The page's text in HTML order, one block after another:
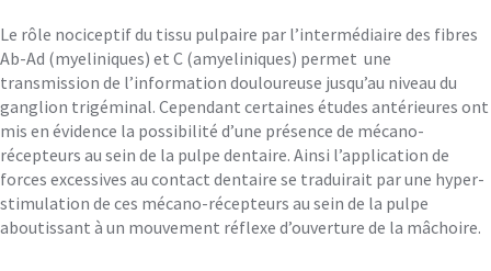
Le rôle nociceptif du tissu pulpaire par l’intermédiaire des fibres
Ab-Ad (myeliniques) et C (amyeliniques) permet une
transmission de l’information douloureuse jusqu’au niveau du
ganglion trigéminal. Cependant certaines études antérieures ont
mis en évidence la possibilité d’une présence de mécano-
récepteurs au sein de la pulpe dentaire. Ainsi l’application de
forces excessives au contact dentaire se traduirait par une hyper-
stimulation de ces mécano-récepteurs au sein de la pulpe
aboutissant à un mouvement réflexe d’ouverture de la mâchoire.